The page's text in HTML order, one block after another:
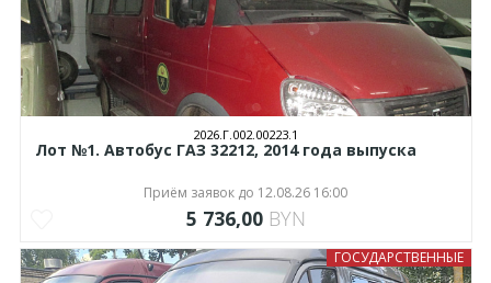
2026.Г.002.00223.1
Лот №1. Автобус ГАЗ 32212, 2014 года выпуска
Приём заявок до 12.08.26 16:00
5 736,00 BYN
ГОСУДАРСТВЕННЫЕ